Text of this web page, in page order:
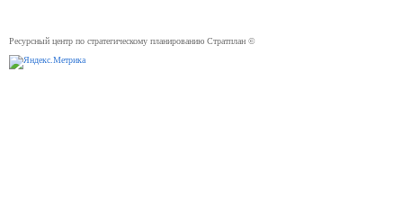
Ресурсный центр по стратегическому планированию Стратплан ©